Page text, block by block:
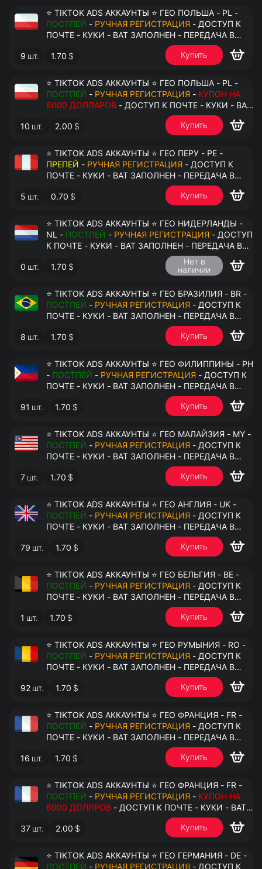
⭐ TIKTOK ADS АККАУНТЫ ⭐ ГЕО ПОЛЬША - PL -
ПОСТПЕЙ - РУЧНАЯ РЕГИСТРАЦИЯ - ДОСТУП К
ПОЧТЕ - КУКИ - ВАТ ЗАПОЛНЕН - ПЕРЕДАЧА В
9 шт. 1.70 $ Купить
⭐ TIKTOK ADS АККАУНТЫ ⭐ ГЕО ПОЛЬША - PL -
ПОСТПЕЙ - РУЧНАЯ РЕГИСТРАЦИЯ - КУПОН НА
6000 ДОЛЛАРОВ - ДОСТУП К ПОЧТЕ - КУКИ - ВАТ
ЗАПОЛНЕН - ПЕРЕДАЧА В АНТИДЕТЕКТ
10 шт. 2.00 $ Купить
⭐ TIKTOK ADS АККАУНТЫ ⭐ ГЕО ПЕРУ - PE -
ПРЕПЕЙ - РУЧНАЯ РЕГИСТРАЦИЯ - ДОСТУП К
ПОЧТЕ - КУКИ - ВАТ ЗАПОЛНЕН - ПЕРЕДАЧА В
5 шт. 0.70 $ Купить
⭐ TIKTOK ADS АККАУНТЫ ⭐ ГЕО НИДЕРЛАНДЫ -
NL - ПОСТПЕЙ - РУЧНАЯ РЕГИСТРАЦИЯ - ДОСТУП
К ПОЧТЕ - КУКИ - ВАТ ЗАПОЛНЕН - ПЕРЕДАЧА В
0 шт. 1.70 $
Нет в
наличии
⭐ TIKTOK ADS АККАУНТЫ ⭐ ГЕО БРАЗИЛИЯ - BR -
ПОСТПЕЙ - РУЧНАЯ РЕГИСТРАЦИЯ - ДОСТУП К
ПОЧТЕ - КУКИ - ВАТ ЗАПОЛНЕН - ПЕРЕДАЧА В
8 шт. 1.70 $ Купить
⭐ TIKTOK ADS АККАУНТЫ ⭐ ГЕО ФИЛИППИНЫ - PH
- ПОСТПЕЙ - РУЧНАЯ РЕГИСТРАЦИЯ - ДОСТУП К
ПОЧТЕ - КУКИ - ВАТ ЗАПОЛНЕН - ПЕРЕДАЧА В
91 шт. 1.70 $ Купить
⭐ TIKTOK ADS АККАУНТЫ ⭐ ГЕО МАЛАЙЗИЯ - MY -
ПОСТПЕЙ - РУЧНАЯ РЕГИСТРАЦИЯ - ДОСТУП К
ПОЧТЕ - КУКИ - ВАТ ЗАПОЛНЕН - ПЕРЕДАЧА В
7 шт. 1.70 $ Купить
⭐ TIKTOK ADS АККАУНТЫ ⭐ ГЕО АНГЛИЯ - UK -
ПОСТПЕЙ - РУЧНАЯ РЕГИСТРАЦИЯ - ДОСТУП К
ПОЧТЕ - КУКИ - ВАТ ЗАПОЛНЕН - ПЕРЕДАЧА В
79 шт. 1.70 $ Купить
⭐ TIKTOK ADS АККАУНТЫ ⭐ ГЕО БЕЛЬГИЯ - BE -
ПОСТПЕЙ - РУЧНАЯ РЕГИСТРАЦИЯ - ДОСТУП К
ПОЧТЕ - КУКИ - ВАТ ЗАПОЛНЕН - ПЕРЕДАЧА В
1 шт. 1.70 $ Купить
⭐ TIKTOK ADS АККАУНТЫ ⭐ ГЕО РУМЫНИЯ - RO -
ПОСТПЕЙ - РУЧНАЯ РЕГИСТРАЦИЯ - ДОСТУП К
ПОЧТЕ - КУКИ - ВАТ ЗАПОЛНЕН - ПЕРЕДАЧА В
92 шт. 1.70 $ Купить
⭐ TIKTOK ADS АККАУНТЫ ⭐ ГЕО ФРАНЦИЯ - FR -
ПОСТПЕЙ - РУЧНАЯ РЕГИСТРАЦИЯ
ПОЧТЕ - КУКИ - ВАТ ЗАПОЛНЕН - ПЕРЕДАЧА В
16 шт. 1.70 $ Купить
⭐ TIKTOK ADS АККАУНТЫ ⭐ ГЕО ФРАНЦИЯ - FR -
ПОСТПЕЙ - РУЧНАЯ РЕГИСТРАЦИЯ - КУПОН НА
6000 ДОЛЛРОВ - ДОСТУП К ПОЧТЕ - КУКИ - ВАТ
ЗАПОЛНЕН - ПЕРЕДАЧА В АНТИДЕТЕКТ
37 шт. 2.00 $ Купить
⭐ TIKTOK ADS АККАУНТЫ ⭐ ГЕО ГЕРМАНИЯ - DE -
ПОСТПЕЙ - РУЧНАЯ РЕГИСТРАЦИЯ - ДОСТУП К